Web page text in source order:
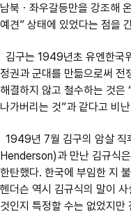
남북ㆍ좌우갈등만을 강조해
예견” 상태에 있었다는 점을
김구는 1949년초 유엔한국
정권과 군대를 만듦으로써 전
해결하지 않고 철수하는 것
나가버리는 것”과 같다고 비
1949년 7월 김구의 암살
Henderson)과 만난 김규식
한탄했다. 한국에 부임한 지
헨더슨 역시 김규식의 말이
것인지 특정할 수는 없었지만